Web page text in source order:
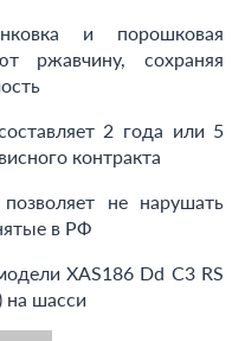
и порошковая
ржавчину, сохраняя
2 года или 5
контракта
не нарушать
в РФ
XAS186 Dd C3 RS
на шасси